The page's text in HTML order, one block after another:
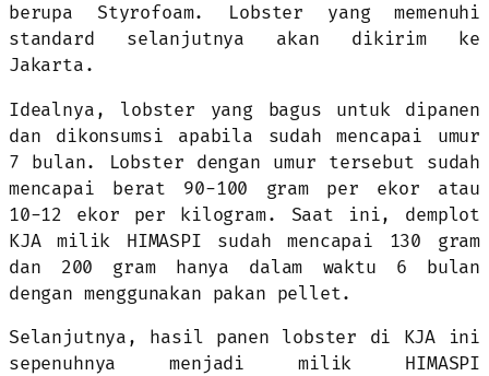
berupa Styrofoam. Lobster yang memenuhi
standard selanjutnya akan dikirim ke
Jakarta.
Idealnya, lobster yang bagus untuk dipanen
dan dikonsumsi apabila sudah mencapai umur
7 bulan. Lobster dengan umur tersebut sudah
mencapai berat 90-100 gram per ekor atau
10-12 ekor per kilogram. Saat ini, demplot
KJA milik HIMASPI sudah mencapai 130 gram
dan 200 gram hanya dalam waktu 6 bulan
dengan menggunakan pakan pellet.
Selanjutnya, hasil panen lobster di KJA ini
sepenuhnya menjadi milik HIMASPI